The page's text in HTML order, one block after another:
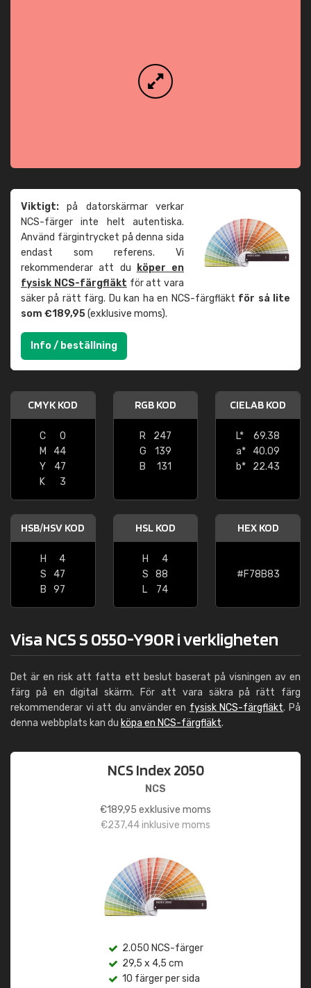
Viktigt: på datorskärmar verkar
NCS-färger inte helt autentiska.
Använd färgintrycket på denna sida
endast som referens. Vi
rekommenderar att du
köper en
fysisk NCS-färgfläkt för att vara
säker på rätt färg. Du kan ha en NCS-färgfläkt för så lite
som €189,95(exklusive moms).
Info / beställning
CMYK KOD
C
0
M
44
Y
47
K
3
RGB KOD
R
247
G
139
B
131
CIELAB KOD
L*
69.38
a*
40.09
b*
22.43
HSB/HSV KOD
H
4
S
47
B
97
HSL KOD
H
4
S
88
L
74
HEX KOD
#F78B83
Visa NCS S 0550-Y90R i verkligheten
Det är en risk att fatta ett beslut baserat på visningen av en
färg på en digital skärm. För att vara säkra på rätt färg
rekommenderar vi att du använder en fysisk NCS-färgfläkt. På
denna webbplats kan du köpa en NCS-färgfläkt.
NCS Index 2050
NCS
€189,95 exklusive moms
€237,44inklusive moms
2.050 NCS-färger
29,5 x 4,5 cm
10 färger per sida